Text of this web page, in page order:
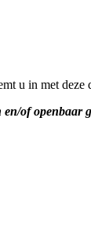
u in met deze
of